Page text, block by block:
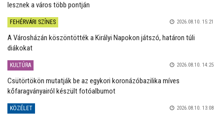
lesznek a város több pontján
FEHÉRVÁRI SZÍNES 2026.08.10. 15:21
A Városházán köszöntötték a Királyi Napokon játszó, határon túli
diákokat
KULTÚRA 2026.08.10. 14:25
Csütörtökön mutatják be az egykori koronázóbazilika míves
kőfaragványairól készült fotóalbumot
KÖZÉLET 2026.08.10. 13:08